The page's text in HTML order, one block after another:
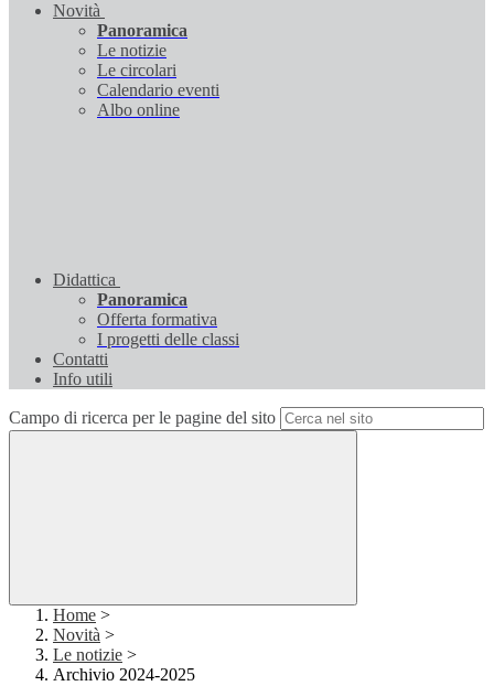
Novità
Panoramica
Le notizie
Le circolari
Calendario eventi
Albo online
Didattica
Panoramica
Offerta formativa
I progetti delle classi
Contatti
Info utili
Campo di ricerca per le pagine del sito
Home >
Novità >
Le notizie >
Archivio 2024-2025